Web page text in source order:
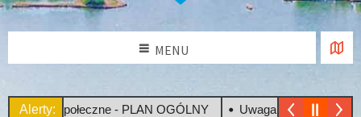
MENU
Alerty:Społeczne - PLAN OGÓLNY Uwaga! Upały